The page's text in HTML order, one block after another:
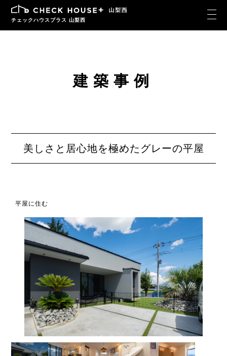
チェックハウスプラス 山梨西
建築事例
美しさと居心地を極めたグレーの平屋
平屋に住む